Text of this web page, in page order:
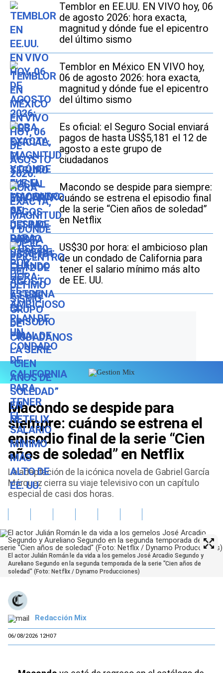
Temblor en EE.UU. EN VIVO hoy, 06
de agosto 2026: hora exacta,
magnitud y dónde fue el epicentro
del último sismo
Temblor en México EN VIVO hoy,
06 de agosto 2026: hora exacta,
magnitud y dónde fue el epicentro
del último sismo
Es oficial: el Seguro Social enviará
pagos de hasta US$5,181 el 12 de
agosto a este grupo de
ciudadanos
Macondo se despide para siempre:
cuándo se estrena el episodio final
de la serie “Cien años de soledad”
en Netflix
US$30 por hora: el ambicioso plan
de un condado de California para
tener el salario mínimo más alto
de EE. UU.